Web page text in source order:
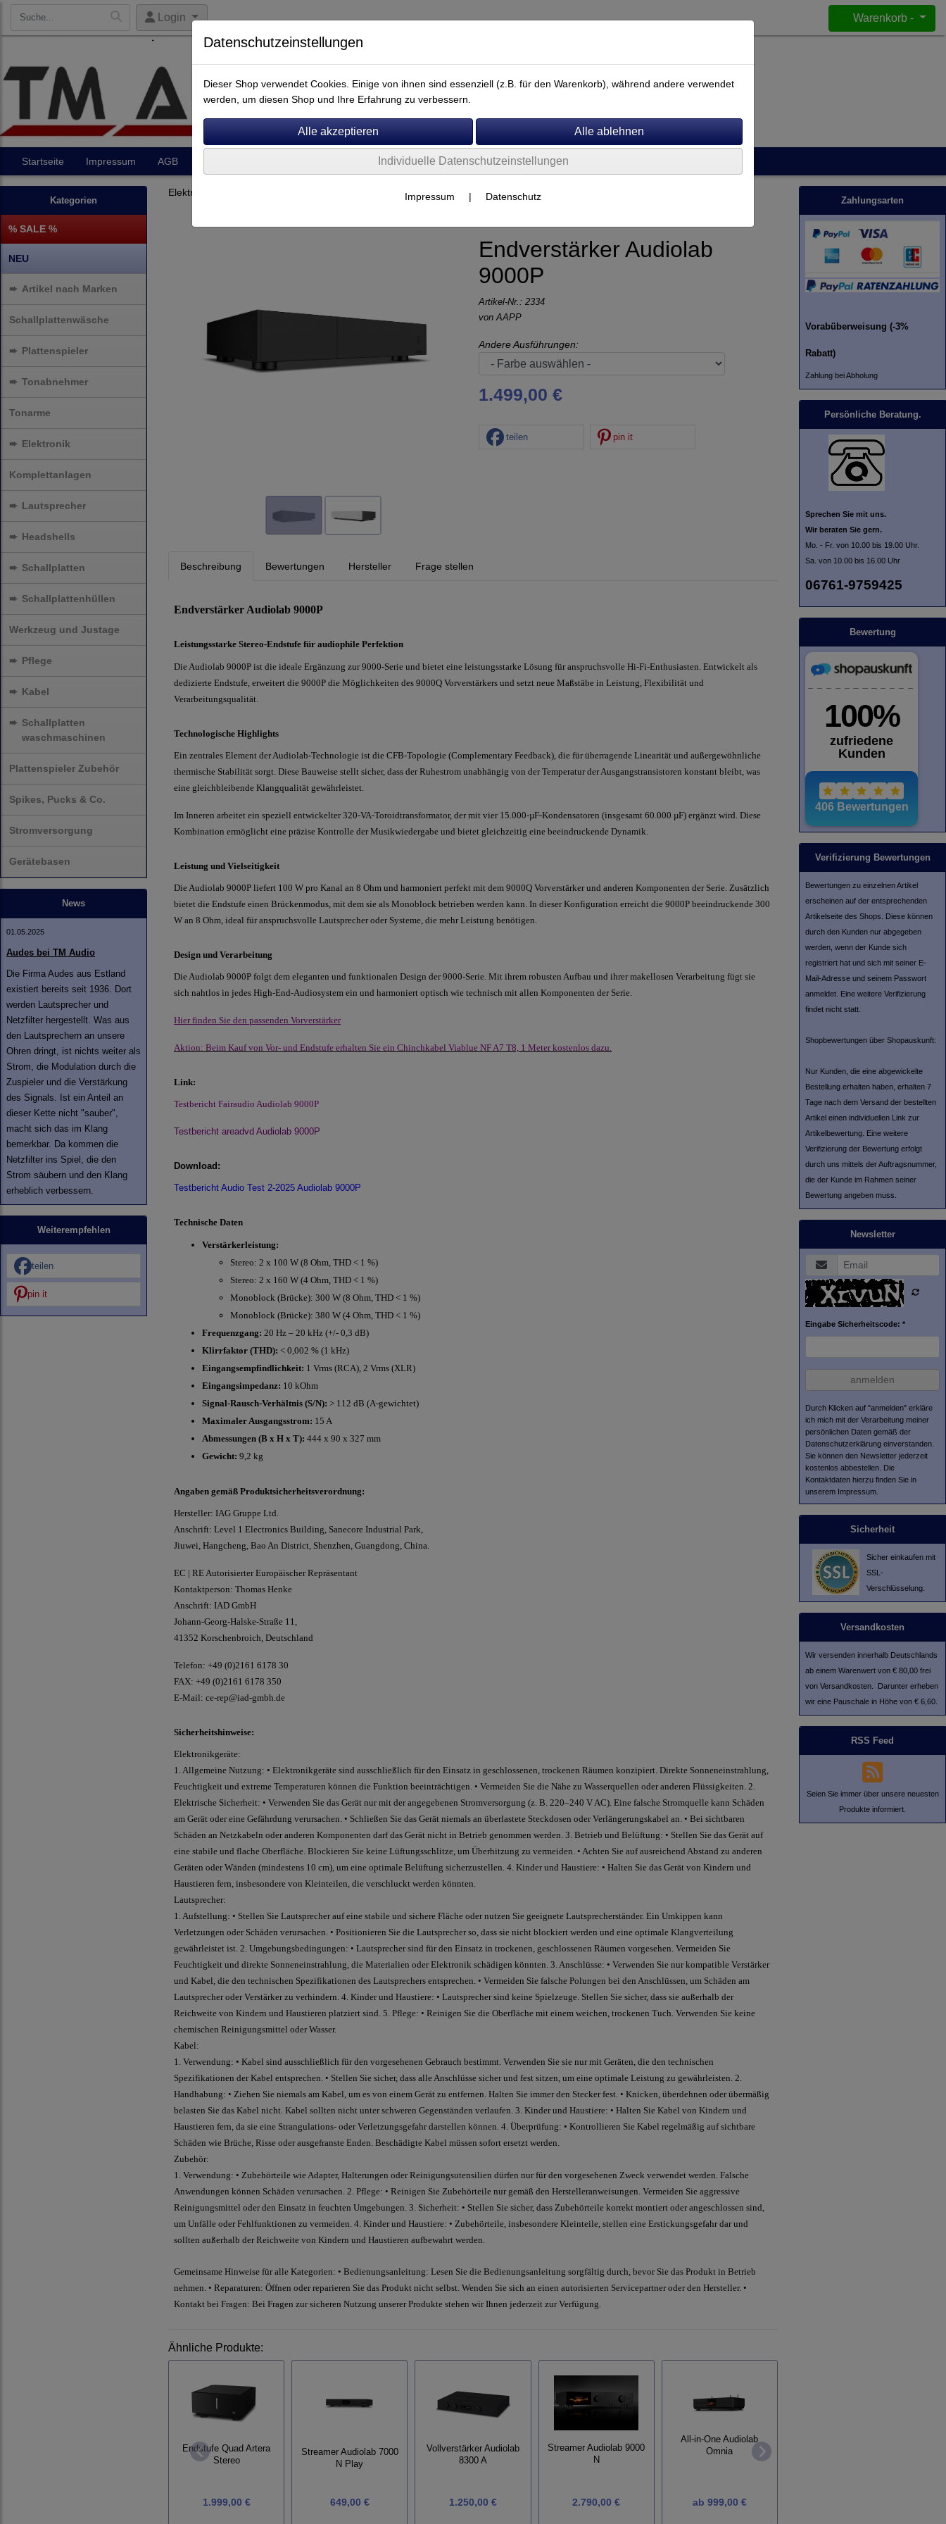
Login Warenkorb -
Startseite Impressum AGB
Kategorien
% SALE %
NEU
➨ Artikel nach Marken
Schallplattenwäsche
➨ Plattenspieler
➨ Tonabnehmer
Tonarme
➨ Elektronik
Komplettanlagen
➨ Lautsprecher
➨ Headshells
➨ Schallplatten
➨ Schallplattenhüllen
Werkzeug und Justage
➨ Pflege
➨ Kabel
➨ Schallplatten
waschmaschinen
Plattenspieler Zubehör
Spikes, Pucks & Co.
Stromversorgung
Gerätebasen
News
01.05.2025
Audes bei TM Audio
Die Firma Audes aus Estland
existiert bereits seit 1936. Dort
werden Lautsprecher und
Netzfilter hergestellt. Was aus
den Lautsprechern an unsere
Ohren dringt, ist nichts weiter als
Strom, die Modulation durch die
Zuspieler und die Verstärkung
des Signals. Ist ein Anteil an
dieser Kette nicht "sauber",
macht sich das im Klang
bemerkbar. Da kommen die
Netzfilter ins Spiel, die den
Strom säubern und den Klang
erheblich verbessern.
Weiterempfehlen
teilen
pin it
Elektronik
Endverstärker Audiolab
9000P
Artikel-Nr.: 2334
vonAAPP
Andere Ausführungen:
1.499,00 €
teilen pin it
Beschreibung Bewertungen Hersteller Frage stellen
Endverstärker Audiolab 9000P
Leistungsstarke Stereo-Endstufe für audiophile Perfektion
Die Audiolab 9000P ist die ideale Ergänzung zur 9000-Serie und bietet eine leistungsstarke Lösung für anspruchsvolle Hi-Fi-Enthusiasten. Entwickelt als
dedizierte Endstufe, erweitert die 9000P die Möglichkeiten des 9000Q Vorverstärkers und setzt neue Maßstäbe in Leistung, Flexibilität und
Verarbeitungsqualität.
Technologische Highlights
Ein zentrales Element der Audiolab-Technologie ist die CFB-Topologie (Complementary Feedback), die für überragende Linearität und außergewöhnliche
thermische Stabilität sorgt. Diese Bauweise stellt sicher, dass der Ruhestrom unabhängig von der Temperatur der Ausgangstransistoren konstant bleibt, was
eine gleichbleibende Klangqualität gewährleistet.
Im Inneren arbeitet ein speziell entwickelter 320-VA-Toroidtransformator, der mit vier 15.000-µF-Kondensatoren (insgesamt 60.000 µF) ergänzt wird. Diese
Kombination ermöglicht eine präzise Kontrolle der Musikwiedergabe und bietet gleichzeitig eine beeindruckende Dynamik.
Leistung und Vielseitigkeit
Die Audiolab 9000P liefert 100 W pro Kanal an 8 Ohm und harmoniert perfekt mit dem 9000Q Vorverstärker und anderen Komponenten der Serie. Zusätzlich
bietet die Endstufe einen Brückenmodus, mit dem sie als Monoblock betrieben werden kann. In dieser Konfiguration erreicht die 9000P beeindruckende 300
W an 8 Ohm, ideal für anspruchsvolle Lautsprecher oder Systeme, die mehr Leistung benötigen.
Design und Verarbeitung
Die Audiolab 9000P folgt dem eleganten und funktionalen Design der 9000-Serie. Mit ihrem robusten Aufbau und ihrer makellosen Verarbeitung fügt sie
sich nahtlos in jedes High-End-Audiosystem ein und harmoniert optisch wie technisch mit allen Komponenten der Serie.
Hier finden Sie den passenden Vorverstärker
Aktion: Beim Kauf von Vor- und Endstufe erhalten Sie ein Chinchkabel Viablue NF A7 T8, 1 Meter kostenlos dazu.
Link:
Testbericht Fairaudio Audiolab 9000P
Testbericht areadvd Audiolab 9000P
Download:
Testbericht Audio Test 2-2025 Audiolab 9000P
Technische Daten
Verstärkerleistung:
Stereo: 2 x 100 W (8 Ohm, THD < 1 %)
Stereo: 2 x 160 W (4 Ohm, THD < 1 %)
Monoblock (Brücke): 300 W (8 Ohm, THD < 1 %)
Monoblock (Brücke): 380 W (4 Ohm, THD < 1 %)
Frequenzgang: 20 Hz – 20 kHz (+/- 0,3 dB)
Klirrfaktor (THD): < 0,002 % (1 kHz)
Eingangsempfindlichkeit: 1 Vrms (RCA), 2 Vrms (XLR)
Eingangsimpedanz: 10 kOhm
Signal-Rausch-Verhältnis (S/N): > 112 dB (A-gewichtet)
Maximaler Ausgangsstrom: 15 A
Abmessungen (B x H x T): 444 x 90 x 327 mm
Gewicht: 9,2 kg
Angaben gemäß Produktsicherheitsverordnung:
Hersteller: IAG Gruppe Ltd.
Anschrift: Level 1 Electronics Building, Sanecore Industrial Park,
Jiuwei, Hangcheng, Bao An District, Shenzhen, Guangdong, China.
EC | RE Autorisierter Europäischer Repräsentant
Kontaktperson: Thomas Henke
Anschrift: IAD GmbH
Johann-Georg-Halske-Straße 11,
41352 Korschenbroich, Deutschland
Telefon: +49 (0)2161 6178 30
FAX: +49 (0)2161 6178 350
E-Mail: ce-rep@iad-gmbh.de
Sicherheitshinweise:
Elektronikgeräte:
1. Allgemeine Nutzung: • Elektronikgeräte sind ausschließlich für den Einsatz in geschlossenen, trockenen Räumen konzipiert. Direkte Sonneneinstrahlung,
Feuchtigkeit und extreme Temperaturen können die Funktion beeinträchtigen. • Vermeiden Sie die Nähe zu Wasserquellen oder anderen Flüssigkeiten. 2.
Elektrische Sicherheit: • Verwenden Sie das Gerät nur mit der angegebenen Stromversorgung (z. B. 220–240 V AC). Eine falsche Stromquelle kann Schäden
am Gerät oder eine Gefährdung verursachen. • Schließen Sie das Gerät niemals an überlastete Steckdosen oder Verlängerungskabel an. • Bei sichtbaren
Schäden an Netzkabeln oder anderen Komponenten darf das Gerät nicht in Betrieb genommen werden. 3. Betrieb und Belüftung: • Stellen Sie das Gerät auf
eine stabile und flache Oberfläche. Blockieren Sie keine Lüftungsschlitze, um Überhitzung zu vermeiden. • Achten Sie auf ausreichend Abstand zu anderen
Geräten oder Wänden (mindestens 10 cm), um eine optimale Belüftung sicherzustellen. 4. Kinder und Haustiere: • Halten Sie das Gerät von Kindern und
Haustieren fern, insbesondere von Kleinteilen, die verschluckt werden könnten.
Lautsprecher:
1. Aufstellung: • Stellen Sie Lautsprecher auf eine stabile und sichere Fläche oder nutzen Sie geeignete Lautsprecherständer. Ein Umkippen kann
Verletzungen oder Schäden verursachen. • Positionieren Sie die Lautsprecher so, dass sie nicht blockiert werden und eine optimale Klangverteilung
gewährleistet ist. 2. Umgebungsbedingungen: • Lautsprecher sind für den Einsatz in trockenen, geschlossenen Räumen vorgesehen. Vermeiden Sie
Feuchtigkeit und direkte Sonneneinstrahlung, die Materialien oder Elektronik schädigen könnten. 3. Anschlüsse: • Verwenden Sie nur kompatible Verstärker
und Kabel, die den technischen Spezifikationen des Lautsprechers entsprechen. • Vermeiden Sie falsche Polungen bei den Anschlüssen, um Schäden am
Lautsprecher oder Verstärker zu verhindern. 4. Kinder und Haustiere: • Lautsprecher sind keine Spielzeuge. Stellen Sie sicher, dass sie außerhalb der
Reichweite von Kindern und Haustieren platziert sind. 5. Pflege: • Reinigen Sie die Oberfläche mit einem weichen, trockenen Tuch. Verwenden Sie keine
chemischen Reinigungsmittel oder Wasser.
Kabel:
1. Verwendung: • Kabel sind ausschließlich für den vorgesehenen Gebrauch bestimmt. Verwenden Sie sie nur mit Geräten, die den technischen
Spezifikationen der Kabel entsprechen. • Stellen Sie sicher, dass alle Anschlüsse sicher und fest sitzen, um eine optimale Leistung zu gewährleisten. 2.
Handhabung: • Ziehen Sie niemals am Kabel, um es von einem Gerät zu entfernen. Halten Sie immer den Stecker fest. • Knicken, überdehnen oder übermäßig
belasten Sie das Kabel nicht. Kabel sollten nicht unter schweren Gegenständen verlaufen. 3. Kinder und Haustiere: • Halten Sie Kabel von Kindern und
Haustieren fern, da sie eine Strangulations- oder Verletzungsgefahr darstellen können. 4. Überprüfung: • Kontrollieren Sie Kabel regelmäßig auf sichtbare
Schäden wie Brüche, Risse oder ausgefranste Enden. Beschädigte Kabel müssen sofort ersetzt werden.
Zubehör:
1. Verwendung: • Zubehörteile wie Adapter, Halterungen oder Reinigungsutensilien dürfen nur für den vorgesehenen Zweck verwendet werden. Falsche
Anwendungen können Schäden verursachen. 2. Pflege: • Reinigen Sie Zubehörteile nur gemäß den Herstelleranweisungen. Vermeiden Sie aggressive
Reinigungsmittel oder den Einsatz in feuchten Umgebungen. 3. Sicherheit: • Stellen Sie sicher, dass Zubehörteile korrekt montiert oder angeschlossen sind,
um Unfälle oder Fehlfunktionen zu vermeiden. 4. Kinder und Haustiere: • Zubehörteile, insbesondere Kleinteile, stellen eine Erstickungsgefahr dar und
sollten außerhalb der Reichweite von Kindern und Haustieren aufbewahrt werden.
Gemeinsame Hinweise für alle Kategorien: • Bedienungsanleitung: Lesen Sie die Bedienungsanleitung sorgfältig durch, bevor Sie das Produkt in Betrieb
nehmen. • Reparaturen: Öffnen oder reparieren Sie das Produkt nicht selbst. Wenden Sie sich an einen autorisierten Servicepartner oder den Hersteller. •
Kontakt bei Fragen: Bei Fragen zur sicheren Nutzung unserer Produkte stehen wir Ihnen jederzeit zur Verfügung.
Ähnliche Produkte:
Endstufe Quad Artera
Stereo
1.999,00 €
Streamer Audiolab 7000
N Play
649,00 €
Vollverstärker Audiolab
8300 A
1.250,00 €
Streamer Audiolab 9000
N
2.790,00 €
All-in-One Audiolab
Omnia
ab 999,00 €
Zahlungsarten
Vorabüberweisung (-3%
Rabatt)
Zahlung bei Abholung
Persönliche Beratung.
Sprechen Sie mit uns.
Wir beraten Sie gern.
Mo. - Fr. von 10.00 bis 19.00 Uhr.
Sa. von 10.00 bis 16.00 Uhr
06761-9759425
Bewertung
Verifizierung Bewertungen
Bewertungen zu einzelnen Artikel
erscheinen auf der entsprechenden
Artikelseite des Shops. Diese können
durch den Kunden nur abgegeben
werden, wenn der Kunde sich
registriert hat und sich mit seiner E-
Mail-Adresse und seinem Passwort
anmeldet. Eine weitere Verifizierung
findet nicht statt.
Shopbewertungen über Shopauskunft:
Nur Kunden, die eine abgewickelte
Bestellung erhalten haben, erhalten 7
Tage nach dem Versand der bestellten
Artikel einen individuellen Link zur
Artikelbewertung. Eine weitere
Verifizierung der Bewertung erfolgt
durch uns mittels der Auftragsnummer,
die der Kunde im Rahmen seiner
Bewertung angeben muss.
Newsletter
Eingabe Sicherheitscode: *
anmelden
Durch Klicken auf "anmelden" erkläre
ich mich mit der Verarbeitung meiner
persönlichen Daten gemäß der
Datenschutzerklärung einverstanden.
Sie können den Newsletter jederzeit
kostenlos abbestellen. Die
Kontaktdaten hierzu finden Sie in
unserem Impressum.
Sicherheit
Sicher einkaufen mit
SSL-
Verschlüsselung.
Versandkosten
Wir versenden innerhalb Deutschlands
ab einem Warenwert von € 80,00 frei
von Versandkosten. Darunter erheben
wir eine Pauschale in Höhe von € 6,60.
RSS Feed
Seien Sie immer über unsere neuesten
Produkte informiert.
Datenschutzeinstellungen
Dieser Shop verwendet Cookies. Einige von ihnen sind essenziell (z.B. für den Warenkorb), während andere verwendet
werden, um diesen Shop und Ihre Erfahrung zu verbessern.
Individuelle Datenschutzeinstellungen
Impressum | Datenschutz